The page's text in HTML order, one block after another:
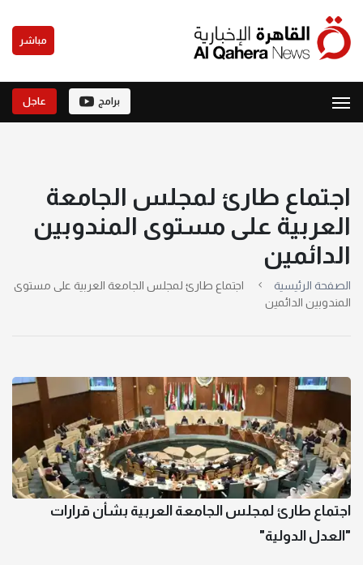
مباشر
برامج عاجل
اجتماع طارئ لمجلس الجامعة
العربية على مستوى المندوبين
الدائمين
الصفحة الرئيسية
اجتماع طارئ لمجلس الجامعة العربية على مستوى
المندوبين الدائمين
اجتماع طارئ لمجلس الجامعة العربية بشأن قرارات
"العدل الدولية"